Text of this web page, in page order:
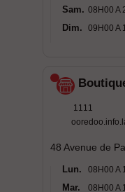
Sam. 08H00 A
Dim. 09H00 A
1111
48 Avenue de
Lun. 08H00 A
Mar. 08H00 A